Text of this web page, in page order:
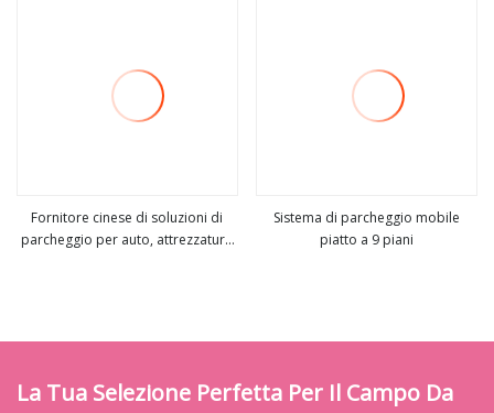
Fornitore cinese di soluzioni di
parcheggio per auto, attrezzature
Sistema di parcheggio mobile
piatto a 9 piani
La Tua Selezione Perfetta Per Il Campo Da